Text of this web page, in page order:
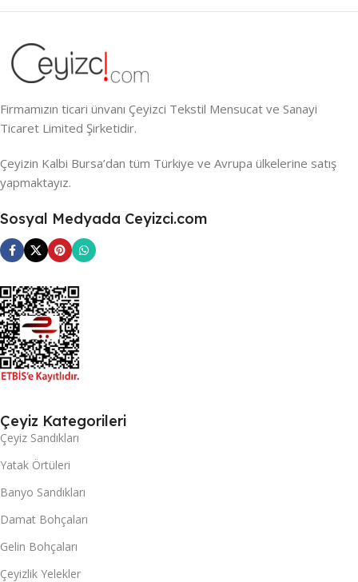
Firmamızın ticari ünvanı Çeyizci Tekstil Mensucat ve Sanayi
Ticaret Limited Şirketidir.
Çeyizin Kalbi Bursa’dan tüm Türkiye ve Avrupa ülkelerine satış
yapmaktayız.
Sosyal Medyada Ceyizci.com
Çeyiz Kategorileri
Çeyiz Sandıkları
Yatak Örtüleri
Banyo Sandıkları
Damat Bohçaları
Gelin Bohçaları
Çeyizlik Yelekler